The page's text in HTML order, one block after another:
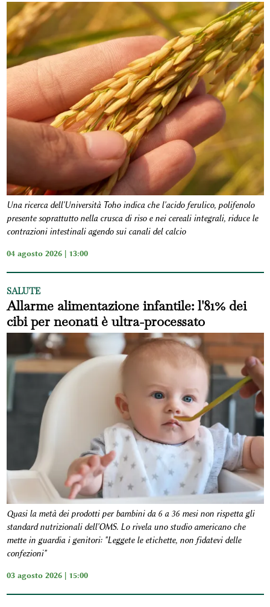
Una ricerca dell'Università Toho indica che l'acido ferulico, polifenolo
presente soprattutto nella crusca di riso e nei cereali integrali, riduce le
contrazioni intestinali agendo sui canali del calcio
04 agosto 2026 | 13:00
SALUTE
Allarme alimentazione infantile: l'81% dei
cibi per neonati è ultra-processato
Quasi la metà dei prodotti per bambini da 6 a 36 mesi non rispetta gli
standard nutrizionali dell'OMS. Lo rivela uno studio americano che
mette in guardia i genitori: "Leggete le etichette, non fidatevi delle
confezioni"
03 agosto 2026 | 15:00